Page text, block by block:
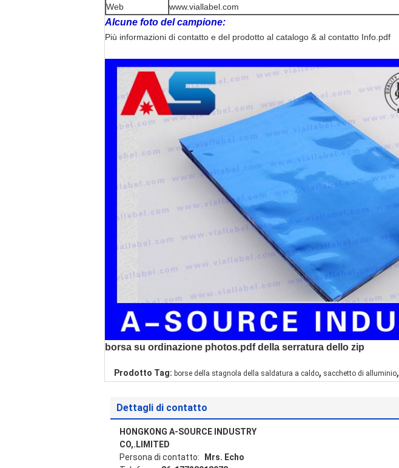
Web
www.viallabel.com
Alcune foto del campione:
Più informazioni di contatto e del prodotto al catalogo & al contatto Info.pdf
borsa su ordinazione photos.pdf della serratura dello zip
Prodotto Tag: borse della stagnola della saldatura a caldo, sacchetto di alluminio,
Dettagli di contatto
HONGKONG A-SOURCE INDUSTRY
CO,.LIMITED
Persona di contatto:
Mrs. Echo